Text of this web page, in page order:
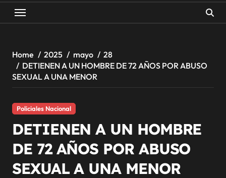
Home 2025 mayo
28
DETIENEN A UN HOMBRE DE 72 AÑOS POR ABUSO
SEXUAL A UNA MENOR
Policiales Nacional
DETIENEN A UN HOMBRE
DE 72 AÑOS POR ABUSO
SEXUAL A UNA MENOR